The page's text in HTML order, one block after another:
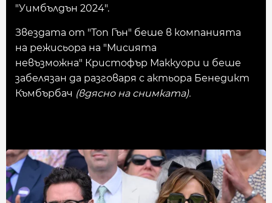
"Уимбълдън 2024".
Звездата от "Топ Гън" беше в компанията
на режисьора на "Мисията
невъзможна" Кристофър Маккуори и беше
забелязан да разговаря с актьора Бенедикт
Къмбърбач (вдясно на снимката).